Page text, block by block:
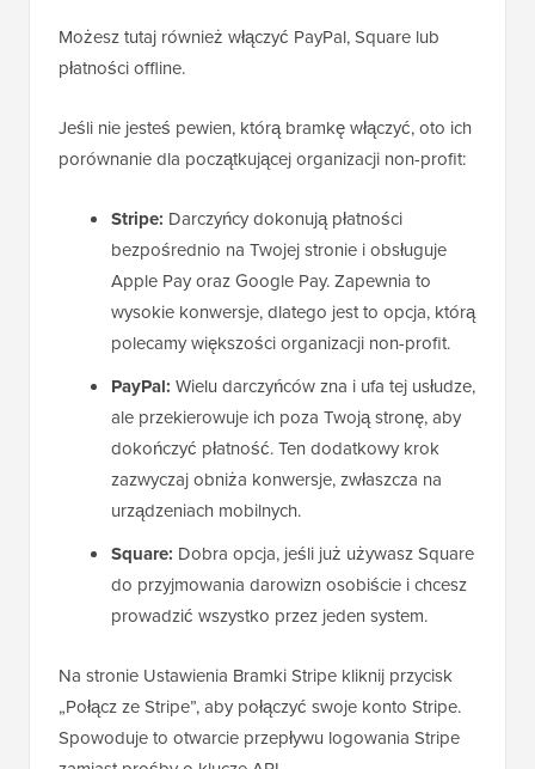
Możesz tutaj również włączyć PayPal, Square lub
płatności offline.
Jeśli nie jesteś pewien, którą bramkę włączyć, oto ich
porównanie dla początkującej organizacji non-profit:
Stripe: Darczyńcy dokonują płatności
bezpośrednio na Twojej stronie i obsługuje
Apple Pay oraz Google Pay. Zapewnia to
wysokie konwersje, dlatego jest to opcja, którą
polecamy większości organizacji non-profit.
PayPal: Wielu darczyńców zna i ufa tej usłudze,
ale przekierowuje ich poza Twoją stronę, aby
dokończyć płatność. Ten dodatkowy krok
zazwyczaj obniża konwersje, zwłaszcza na
urządzeniach mobilnych.
Square: Dobra opcja, jeśli już używasz Square
do przyjmowania darowizn osobiście i chcesz
prowadzić wszystko przez jeden system.
Na stronie Ustawienia Bramki Stripe kliknij przycisk
„Połącz ze Stripe”, aby połączyć swoje konto Stripe.
Spowoduje to otwarcie przepływu logowania Stripe